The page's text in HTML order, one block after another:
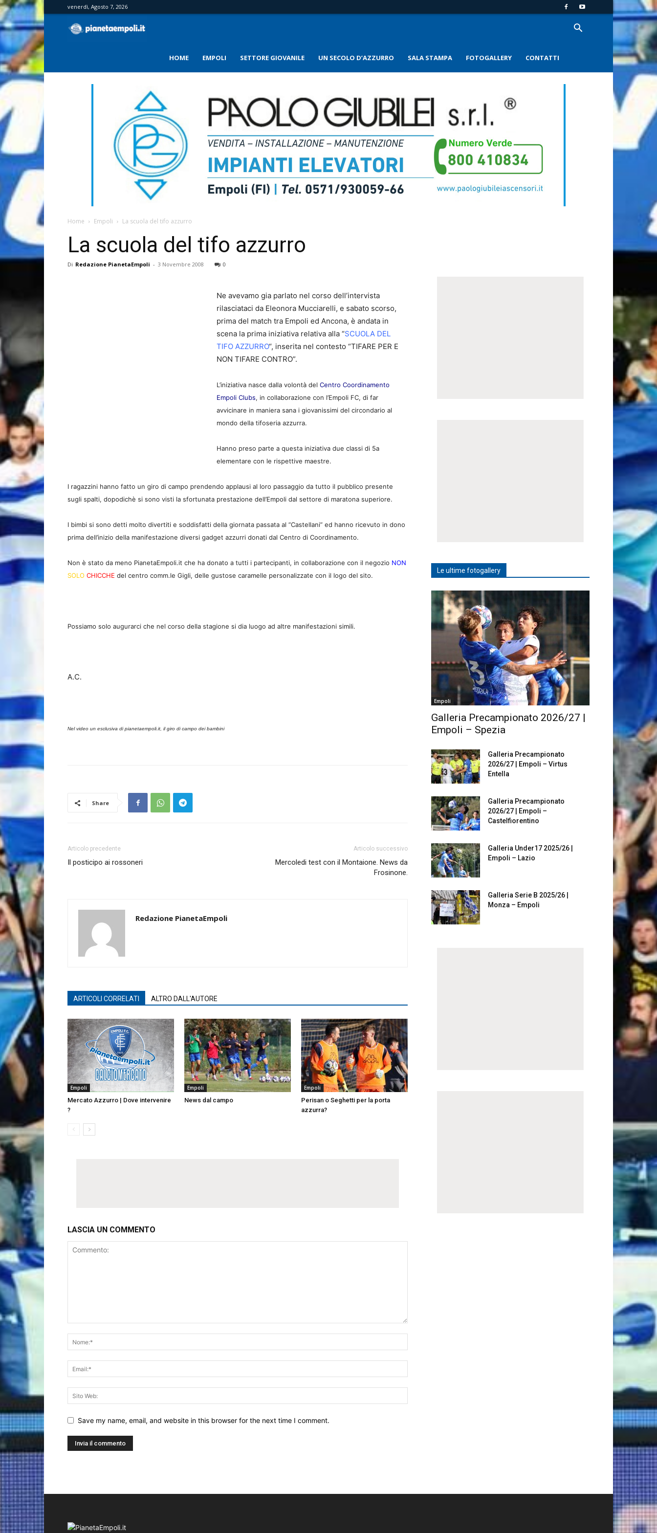
venerdì, Agosto 7, 2026
HOME EMPOLI SETTORE GIOVANILE UN SECOLO D’AZZURRO SALA STAMPA FOTOGALLERY CONTATTI
Home Empoli La scuola del tifo azzurro
La scuola del tifo azzurro
Di Redazione PianetaEmpoli - 3 Novembre 2008 0
Ne avevamo gia parlato nel corso dell’intervista
rilasciataci da Eleonora Mucciarelli, e sabato scorso,
prima del match tra Empoli ed Ancona, è andata in
scena la prima iniziativa relativa alla “SCUOLA DEL
TIFO AZZURRO“, inserita nel contesto “TIFARE PER E
NON TIFARE CONTRO”.
L’iniziativa nasce dalla volontà del Centro Coordinamento
Empoli Clubs, in collaborazione con l’Empoli FC, di far
avvicinare in maniera sana i giovanissimi del circondario al
mondo della tifoseria azzurra.
Hanno preso parte a questa iniziativa due classi di 5a
elementare con le rispettive maestre.
I ragazzini hanno fatto un giro di campo prendendo applausi al loro passaggio da tutto il pubblico presente
sugli spalti, dopodichè si sono visti la sfortunata prestazione dell’Empoli dal settore di maratona superiore.
I bimbi si sono detti molto divertiti e soddisfatti della giornata passata al “Castellani” ed hanno ricevuto in dono
prima dell’inizio della manifestazione diversi gadget azzurri donati dal Centro di Coordinamento.
Non è stato da meno PianetaEmpoli.it che ha donato a tutti i partecipanti, in collaborazione con il negozio NON
SOLO CHICCHE del centro comm.le Gigli, delle gustose caramelle personalizzate con il logo del sito.
Possiamo solo augurarci che nel corso della stagione si dia luogo ad altre manifestazioni simili.
A.C.
Nel video un esclusiva di pianetaempoli.it, il giro di campo dei bambini
Share
Articolo precedente
Il posticipo ai rossoneri
Articolo successivo
Mercoledi test con il Montaione. News da
Frosinone.
Redazione PianetaEmpoli
ARTICOLI CORRELATI ALTRO DALL'AUTORE
Empoli
Mercato Azzurro | Dove intervenire
?
Empoli
News dal campo
Empoli
Perisan o Seghetti per la porta
azzurra?
LASCIA UN COMMENTO
Save my name, email, and website in this browser for the next time I comment.
Le ultime fotogallery
Empoli
Galleria Precampionato 2026/27 |
Empoli – Spezia
Galleria Precampionato
2026/27 | Empoli – Virtus
Entella
Galleria Precampionato
2026/27 | Empoli –
Castelfiorentino
Galleria Under17 2025/26 |
Empoli – Lazio
Galleria Serie B 2025/26 |
Monza – Empoli